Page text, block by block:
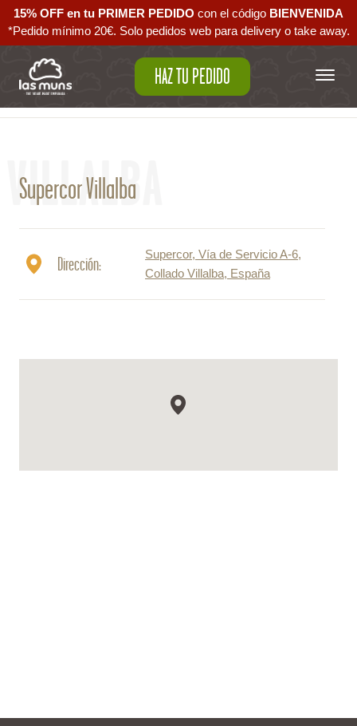
15% OFF en tu PRIMER PEDIDO con el código ‪ BIENVENIDA‬
*Pedido mínimo 20€. Solo pedidos web para delivery o take away.
HAZ TU PEDIDO
Volver al mapa
VILLALBA
Supercor Villalba
Dirección:
Supercor, Vía de Servicio A-6,
Collado Villalba, España